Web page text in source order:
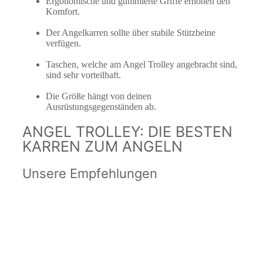
Komfort.
Der Angelkarren sollte über stabile Stützbeine
verfügen.
Taschen, welche am Angel Trolley angebracht sind,
sind sehr vorteilhaft.
Die Größe hängt von deinen
Ausrüstungsgegenständen ab.
ANGEL TROLLEY: DIE BESTEN
KARREN ZUM ANGELN
Unsere Empfehlungen